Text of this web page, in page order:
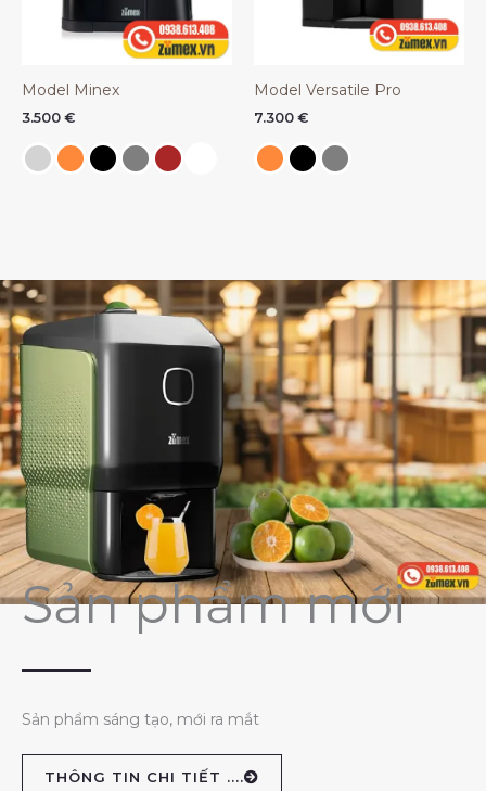
Model Minex
3.500 €
Model Versatile Pro
7.300 €
Sản phẩm mới
Sản phẩm sáng tạo, mới ra mắt
THÔNG TIN CHI TIẾT ....